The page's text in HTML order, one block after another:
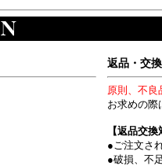
返品・交
原則、不良
お求めの際
【返品交換
●ご注文さ
●破損、不